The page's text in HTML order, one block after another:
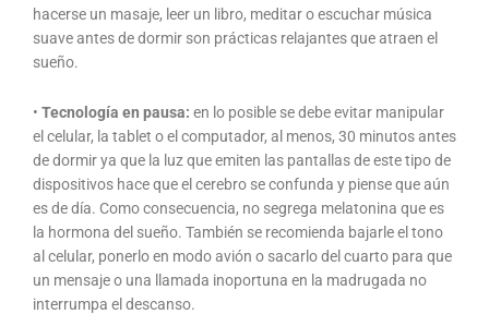
hacerse un masaje, leer un libro, meditar o escuchar música
suave antes de dormir son prácticas relajantes que atraen el
sueño.
• Tecnología en pausa: en lo posible se debe evitar manipular
el celular, la tablet o el computador, al menos, 30 minutos antes
de dormir ya que la luz que emiten las pantallas de este tipo de
dispositivos hace que el cerebro se confunda y piense que aún
es de día. Como consecuencia, no segrega melatonina que es
la hormona del sueño. También se recomienda bajarle el tono
al celular, ponerlo en modo avión o sacarlo del cuarto para que
un mensaje o una llamada inoportuna en la madrugada no
interrumpa el descanso.